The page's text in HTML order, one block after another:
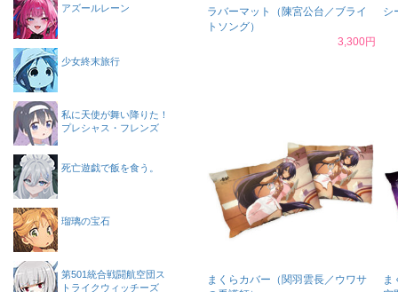
ラバーマット（陳宮公台／ブライ
トソング）
3,300円
シ
まくらカバー（関羽雲長／ウワサ
ま
アズールレーン
少女終末旅行
私に天使が舞い降りた！
プレシャス・フレンズ
死亡遊戯で飯を食う。
瑠璃の宝石
第501統合戦闘航空団ス
トライクウィッチーズ